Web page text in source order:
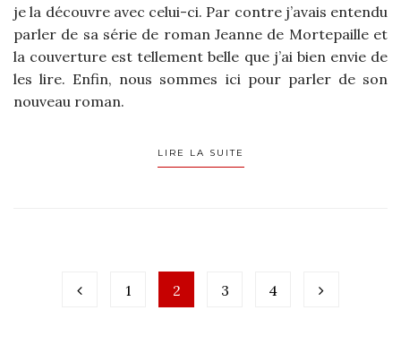
je la découvre avec celui-ci. Par contre j’avais entendu
parler de sa série de roman Jeanne de Mortepaille et
la couverture est tellement belle que j’ai bien envie de
les lire. Enfin, nous sommes ici pour parler de son
nouveau roman.
LIRE LA SUITE
1 2 3 4